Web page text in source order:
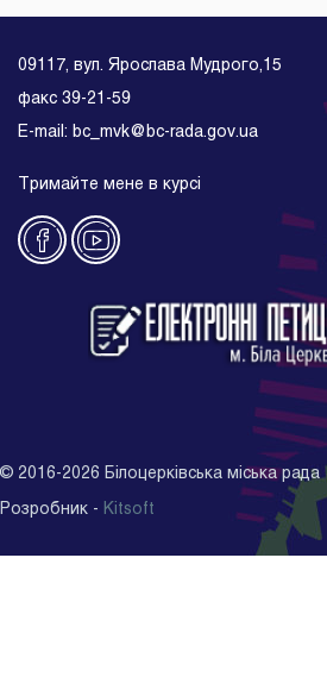
09117, вул. Ярослава Мудрого,15
факс 39-21-59
E-mail: bc_mvk@bc-rada.gov.ua
Тримайте мене в курсі
© 2016-2026 Білоцерківська міська рада
Розробник - Kitsoft